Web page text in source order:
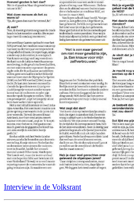
Interview in de Volksrant